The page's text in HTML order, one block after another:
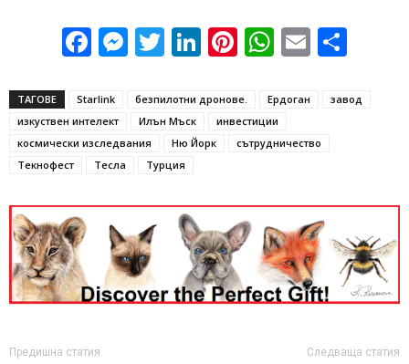
Facebook
Messenger
Twitter
LinkedIn
Pinterest
WhatsApp
Email
ТАГОВЕ Starlink безпилотни дронове. Ердоган
завод
изкуствен интелект
Илън Мъск
инвестиции
космически изследвания
Ню Йорк
сътрудничество
Текнофест
Тесла Турция
Предишна статия Следваща статия